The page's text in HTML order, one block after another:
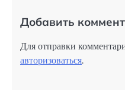
Добавить
Для отправки
авторизоваться.